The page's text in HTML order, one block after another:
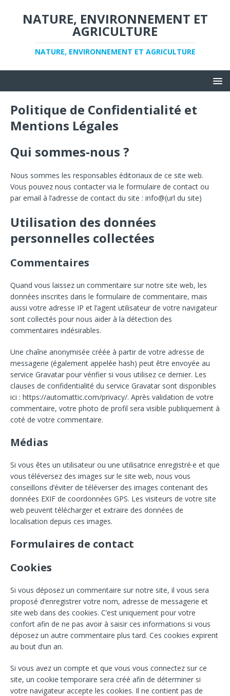
NATURE, ENVIRONNEMENT ET
AGRICULTURE
NATURE, ENVIRONNEMENT ET AGRICULTURE
Politique de Confidentialité et
Mentions Légales
Qui sommes-nous ?
Nous sommes les responsables éditoriaux de ce site web.
Vous pouvez nous contacter via le formulaire de contact ou
par email à l’adresse de contact du site : info@(url du site)
Utilisation des données
personnelles collectées
Commentaires
Quand vous laissez un commentaire sur notre site web, les
données inscrites dans le formulaire de commentaire, mais
aussi votre adresse IP et l’agent utilisateur de votre navigateur
sont collectés pour nous aider à la détection des
commentaires indésirables.
Une chaîne anonymisée créée à partir de votre adresse de
messagerie (également appelée hash) peut être envoyée au
service Gravatar pour vérifier si vous utilisez ce dernier. Les
clauses de confidentialité du service Gravatar sont disponibles
ici : https://automattic.com/privacy/. Après validation de votre
commentaire, votre photo de profil sera visible publiquement à
coté de votre commentaire.
Médias
Si vous êtes un utilisateur ou une utilisatrice enregistré·e et que
vous téléversez des images sur le site web, nous vous
conseillons d’éviter de téléverser des images contenant des
données EXIF de coordonnées GPS. Les visiteurs de votre site
web peuvent télécharger et extraire des données de
localisation depuis ces images.
Formulaires de contact
Cookies
Si vous déposez un commentaire sur notre site, il vous sera
proposé d’enregistrer votre nom, adresse de messagerie et
site web dans des cookies. C’est uniquement pour votre
confort afin de ne pas avoir à saisir ces informations si vous
déposez un autre commentaire plus tard. Ces cookies expirent
au bout d’un an.
Si vous avez un compte et que vous vous connectez sur ce
site, un cookie temporaire sera créé afin de déterminer si
votre navigateur accepte les cookies. Il ne contient pas de